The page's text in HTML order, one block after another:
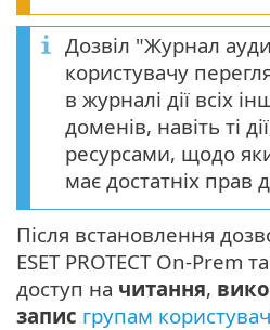
Дозвіл "Журнал
користувачу
в журналі дії всіх
доменів, навіть ті
ресурсами, щодо
має достатніх прав
Після встановлення
ESET PROTECT On-Prem
доступ на читання,
запис групам